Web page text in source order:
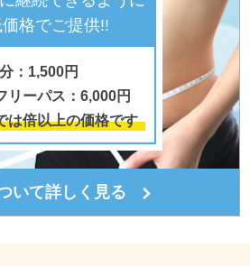
格でご提供!!
：1,500円
リーパス：6,000円
は倍以上の価格です
いて詳しく見る